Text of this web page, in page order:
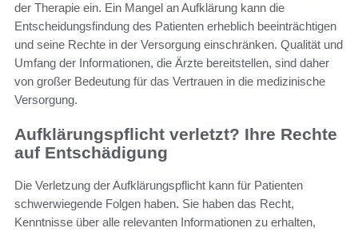
der Therapie ein. Ein Mangel an Aufklärung kann die
Entscheidungsfindung des Patienten erheblich beeinträchtigen
und seine Rechte in der Versorgung einschränken. Qualität und
Umfang der Informationen, die Ärzte bereitstellen, sind daher
von großer Bedeutung für das Vertrauen in die medizinische
Versorgung.
Aufklärungspflicht verletzt? Ihre Rechte
auf Entschädigung
Die Verletzung der Aufklärungspflicht kann für Patienten
schwerwiegende Folgen haben. Sie haben das Recht,
Kenntnisse über alle relevanten Informationen zu erhalten,